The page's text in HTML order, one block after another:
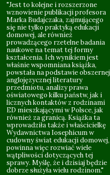
"Jest to kolejne i rozszerzone
wznowienie publikacji profesora
Marka Budajczaka, zajmującego
się nie tylko praktyką edukacji
domowej, ale również
prowadzącego rzetelne badania
naukowe na temat tej formy
kształcenia. Ich wynikiem jest
właśnie wspomniana książka,
powstała na podstawie obszernej
anglojęzycznej literatury
przedmiotu, analizy prawa
oświatowego kilku państw, jak i
licznych kontaktów z rodzinami
ED mieszkającymi w Polsce, jak
również za granicą. Książka ta
wprowadziła także i właścicielkę
Wydawnictwa Iosephicum w
cudowny świat edukacji domowej,
powinna więc rozwiać wiele
wątpliwości dotyczących tej
sprawy. Myślę, że i dzisiaj będzie
dobrze służyła wielu rodzinom."